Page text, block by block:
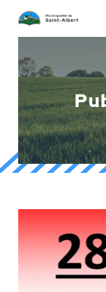
Infos pratiques
Citoyens
Séances du conseil
Appels d'offre
Avis publics
Parcs et loisirs
Réglementation
Conseil municipal
Calendrier municipal
Publications
Parc canin